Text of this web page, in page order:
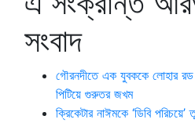
সংবাদ
গৌরনদীতে এক যুবককে লোহার রড
পিটিয়ে গুরুতর জখম
ক্রিকেটার নাঈমকে ‘ডিবি পরিচয়ে’